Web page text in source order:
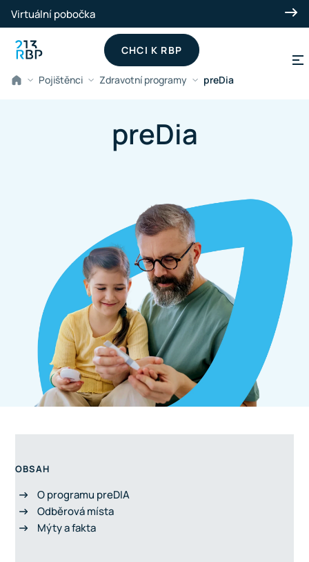
Přeskočit na hlavní obsah
Virtuální pobočka
CHCI K RBP
Pojištěnci Zdravotní programy preDia
preDia
OBSAH
O programu preDIA
Odběrová místa
Mýty a fakta